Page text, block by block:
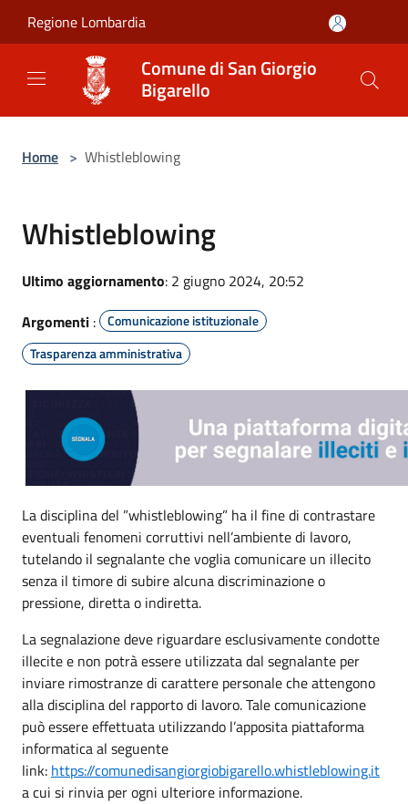
Regione Lombardia
Comune di San Giorgio
Bigarello
Home > Whistleblowing
Whistleblowing
Ultimo aggiornamento: 2 giugno 2024, 20:52
Argomenti :
Comunicazione istituzionale
Trasparenza amministrativa
La disciplina del ”whistleblowing” ha il fine di contrastare
eventuali fenomeni corruttivi nell’ambiente di lavoro,
tutelando il segnalante che voglia comunicare un illecito
senza il timore di subire alcuna discriminazione o
pressione, diretta o indiretta.
La segnalazione deve riguardare esclusivamente condotte
illecite e non potrà essere utilizzata dal segnalante per
inviare rimostranze di carattere personale che attengono
alla disciplina del rapporto di lavoro. Tale comunicazione
può essere effettuata utilizzando l’apposita piattaforma
informatica al seguente
link: https://comunedisangiorgiobigarello.whistleblowing.it
a cui si rinvia per ogni ulteriore informazione.